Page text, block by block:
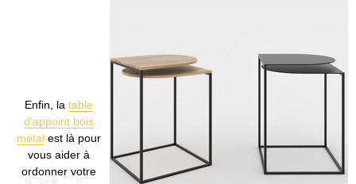
Enfin, la table
d’appoint bois
métal est là pour
vous aider à
ordonner votre